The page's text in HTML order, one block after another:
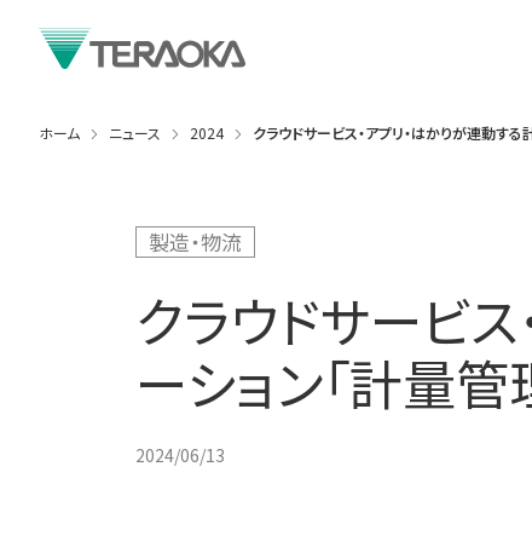
ホーム ニュース 2024 クラウドサービス・アプリ・はかりが連動す
製造・物流
クラウドサービ
ーション「計量
2024/06/13